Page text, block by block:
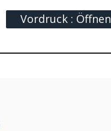
Vordruck : Öffnen